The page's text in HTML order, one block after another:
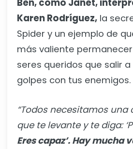
Ben, como Janet,
Karen Rodríguez, la
Spider y un ejemplo de
más valiente
seres queridos que salir
golpes con tus enemigos.
“Todos necesitamos
que te levante y te diga:
Eres capaz’. Hay mucha